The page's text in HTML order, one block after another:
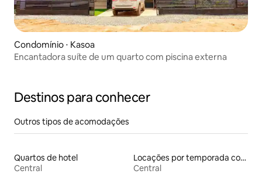
Condomínio ⋅ Kasoa
Encantadora suíte de um quarto com piscina externa
Destinos para conhecer
Outros tipos de acomodações
Quartos de hotel
Central
Locações por temporada com piscina
Central